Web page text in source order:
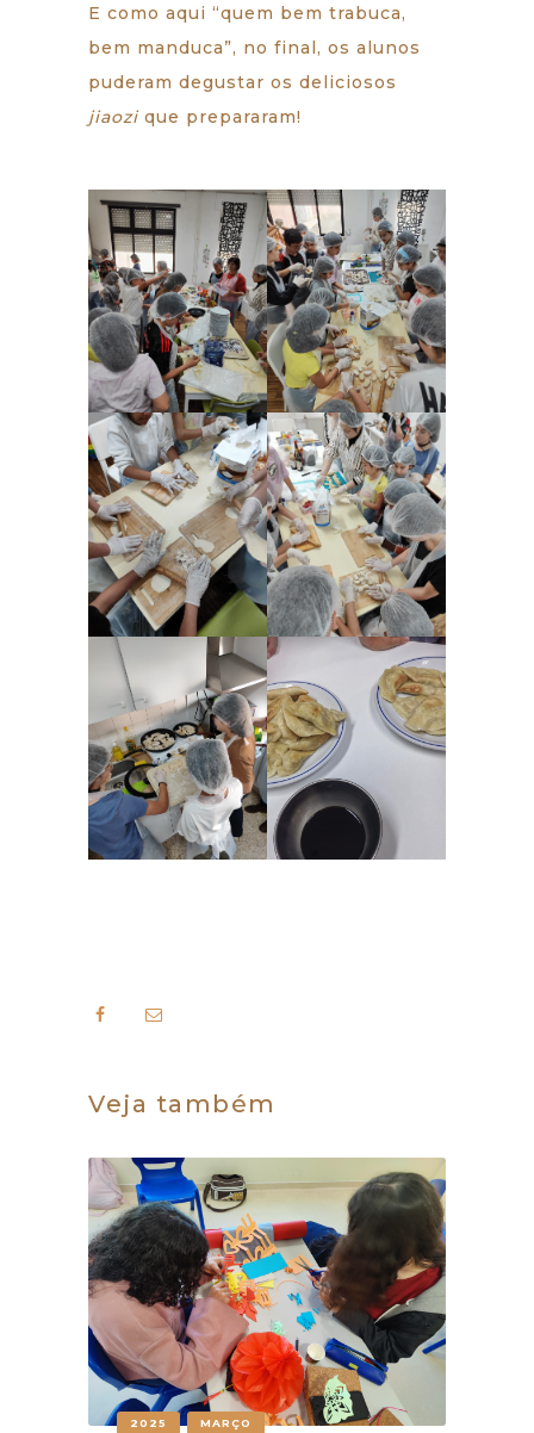
E como aqui “quem bem trabuca,
bem manduca”, no final, os alunos
puderam degustar os deliciosos
jiaozi que prepararam!
Veja também
2025 MARÇO